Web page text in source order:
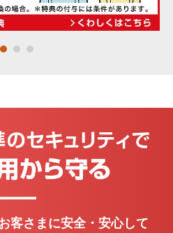
客さまに安全・安心して
Mastercard®
カン・エキスプレス
みフォームへ
提供
元コードを読み込んだ場
め、URL末尾に付与したパ
客さまのお申し込み情報と
にあたって